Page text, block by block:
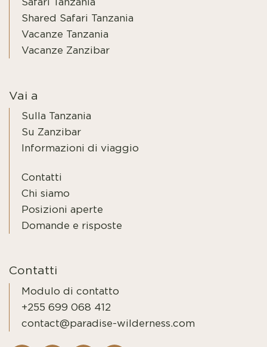
Safari Tanzania
Shared Safari Tanzania
Vacanze Tanzania
Vacanze Zanzibar
Vai a
Sulla Tanzania
Su Zanzibar
Informazioni di viaggio
Contatti
Chi siamo
Posizioni aperte
Domande e risposte
Contatti
Modulo di contatto
+255 699 068 412
contact@paradise-wilderness.com